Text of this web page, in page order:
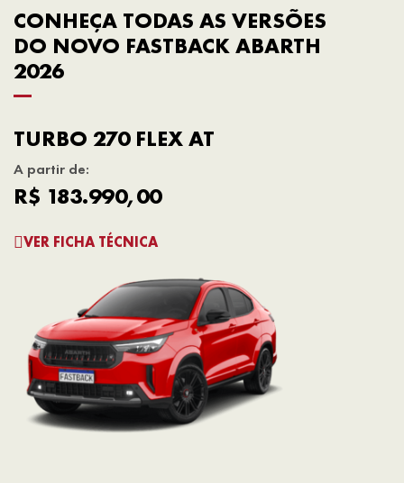
CONHEÇA TODAS AS VERSÕES
DO NOVO FASTBACK ABARTH
2026
TURBO 270 FLEX AT
A partir de:
R$ 183.990,00
VER FICHA TÉCNICA